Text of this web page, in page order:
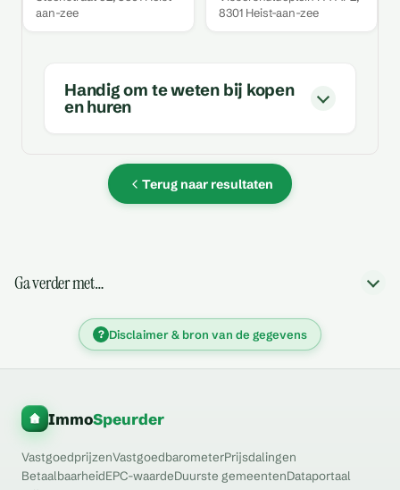
aan-zee
8301 Heist-aan-zee
Handig om te weten bij kopen
en huren
Terug naar resultaten
Ga verder met…
? Disclaimer & bron van de gegevens
ImmoSpeurder
VastgoedprijzenVastgoedbarometerPrijsdalingen
BetaalbaarheidEPC-waardeDuurste gemeentenDataportaal